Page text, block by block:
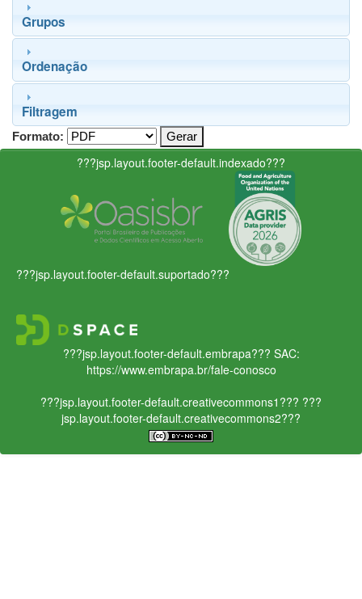
Grupos
Ordenação
Filtragem
Formato:
???jsp.layout.footer-default.indexado???
???jsp.layout.footer-default.suportado???
???jsp.layout.footer-default.embrapa??? SAC:
https://www.embrapa.br/fale-conosco
???jsp.layout.footer-default.creativecommons1??? ???
jsp.layout.footer-default.creativecommons2???